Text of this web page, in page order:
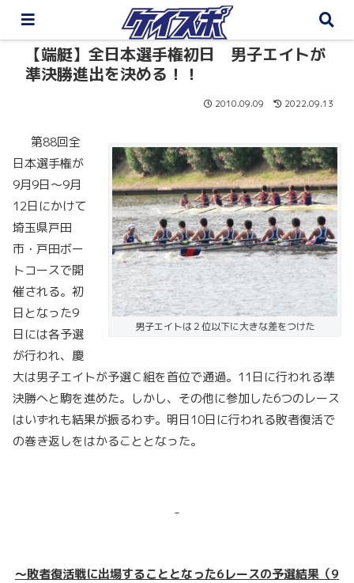
【端艇】全日本選手権初日 男子エイトが
準決勝進出を決める！！
2010.09.09 2022.09.13
男子エイトは２位以下に大きな差をつけた
第88回全
日本選手権が
9月9日～9月
12日にかけて
埼玉県戸田
市・戸田ボー
トコースで開
催される。初
日となった9
日には各予選
が行われ、慶
大は男子エイトが予選Ｃ組を首位で通過。11日に行われる準
決勝へと駒を進めた。しかし、その他に参加した6つのレース
はいずれも結果が振るわず。明日10日に行われる敗者復活で
の巻き返しをはかることとなった。
～敗者復活戦に出場することとなった6レースの予選結果（9